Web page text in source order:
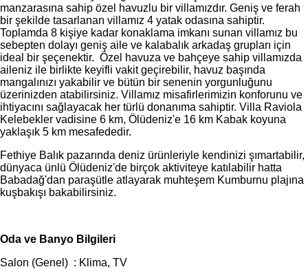
manzarasına sahip özel havuzlu bir villamızdır. Geniş ve ferah
bir şekilde tasarlanan villamız 4 yatak odasına sahiptir.
Toplamda 8 kişiye kadar konaklama imkanı sunan villamız bu
sebepten dolayı geniş aile ve kalabalık arkadaş grupları için
ideal bir şeçenektir. Özel havuza ve bahçeye sahip villamızda
aileniz ile birlikte keyifli vakit geçirebilir, havuz başında
mangalınızı yakabilir ve bütün bir senenin yorgunluğunu
üzerinizden atabilirsiniz. Villamız misafirlerimizin konforunu ve
ihtiyacını sağlayacak her türlü donanıma sahiptir. Villa Raviola
Kelebekler vadisine 6 km, Ölüdeniz'e 16 km Kabak koyuna
yaklaşık 5 km mesafededir.
Fethiye Balık pazarında deniz ürünleriyle kendinizi şımartabilir,
dünyaca ünlü Ölüdeniz'de birçok aktiviteye katılabilir hatta
Babadağ'dan paraşütle atlayarak muhteşem Kumburnu plajına
kuşbakışı bakabilirsiniz.
Oda ve Banyo Bilgileri
Salon (Genel) : Klima, TV